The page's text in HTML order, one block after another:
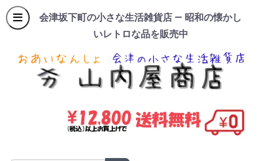
会津坂下町の小さな生活雑貨店 — 昭和の懐かし
いレトロな品を販売中